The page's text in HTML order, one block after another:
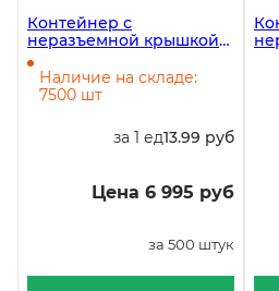
Контейнер с
неразъемной крышкой
РК-11Л(КЛ), 1000 мл,
130х130х94 мм, в
упаковке 500 штук
Наличие на складе:
7500 шт
за 1 ед13.99 руб
Цена 6 995 руб
за 500 штук